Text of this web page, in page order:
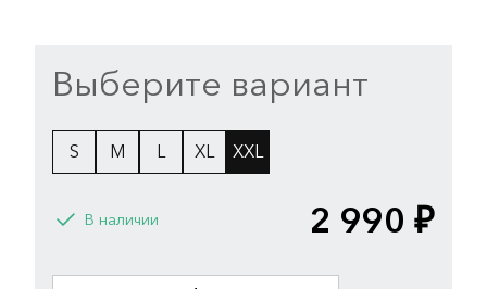
Выберите вариант
S M L XL XXL
В наличии 2 990 ₽